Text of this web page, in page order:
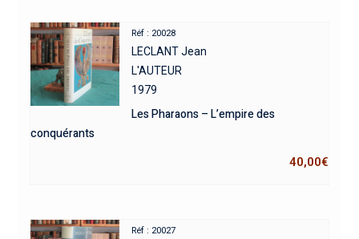
Réf : 20028
LECLANT Jean
L'AUTEUR
1979
Les Pharaons – L’empire des
conquérants
40,00€
Réf : 20027